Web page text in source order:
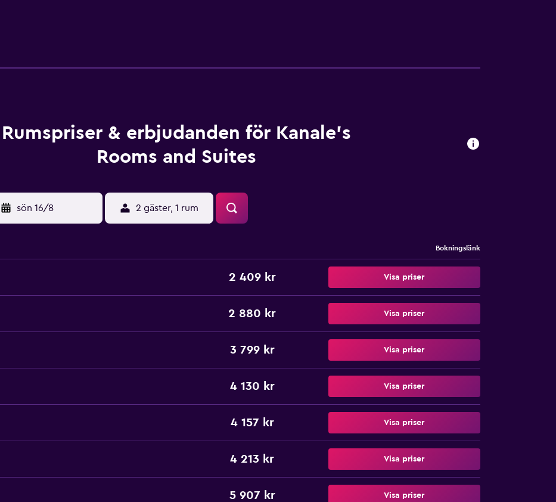
tofflor, gratis toalettartiklar och hårtorkar. Gäster har tillgång till gratis wi-fi (hastighet: 250+ Mbps
till 10 enheter)). På tv:n kan du se satellitpremiumkanaler. Dessutom har rummen gratis flaskvatten och
Rumspriser & erbjudanden för Kanale's
Rooms and Suites
sön 16/8 2 gäster, 1 rum
Bokningslänk
2 409 kr Visa priser
2 880 kr Visa priser
3 799 kr Visa priser
4 130 kr Visa priser
4 157 kr Visa priser
4 213 kr Visa priser
5 907 kr Visa priser